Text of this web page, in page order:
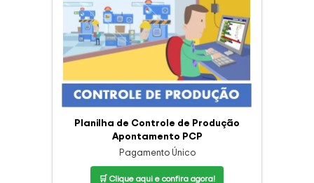
Planilha de Controle de Produção
Apontamento PCP
Pagamento Único
🛒 Clique aqui e confira agora!